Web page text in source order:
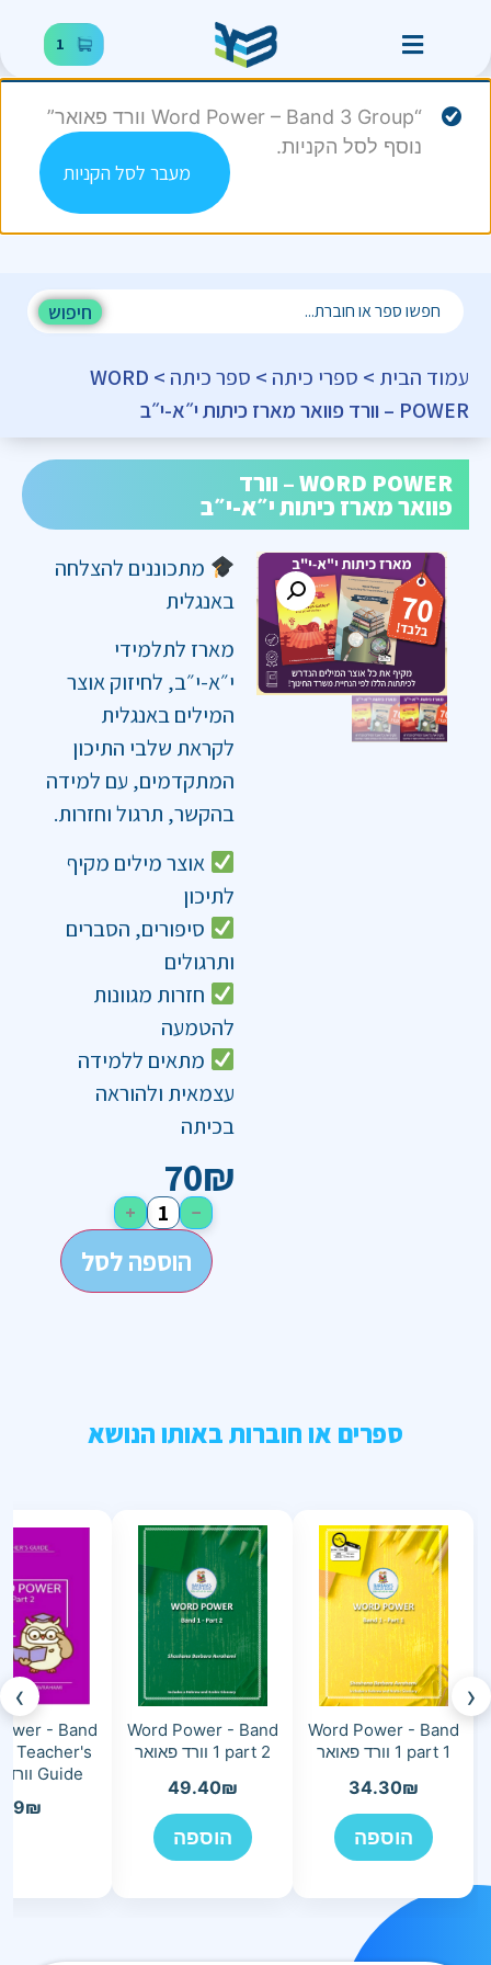
1
“Word Power – Band 3 Group וורד פאואר”
נוסף לסל הקניות.
מעבר לסל הקניות
חיפוש
עמוד הבית > ספרי כיתה > ספר כיתה
> WORD
POWER – וורד פוואר מארז כיתות י״א-י״ב
WORD POWER – וורד
פוואר מארז כיתות י״א-י״ב
מתכוננים להצלחה
באנגלית
מארז לתלמידי
י״א-י״ב, לחיזוק אוצר
המילים באנגלית
לקראת שלבי התיכון
המתקדמים, עם למידה
בהקשר, תרגול וחזרות.
אוצר מילים מקיף
לתיכון
סיפורים, הסברים
ותרגולים
חזרות מגוונות
להטמעה
מתאים ללמידה
עצמאית ולהוראה
בכיתה
70₪
−
+
הוספה לסל
ספרים או חוברות באותו הנושא
‹
Word Power - Band
1 part 1 וורד פאואר
34.30₪
הוספה
Word Power - Band
1 part 2 וורד פאואר
49.40₪
הוספה
- Band
Teacher's
Guide וורד פאואר
49₪
›